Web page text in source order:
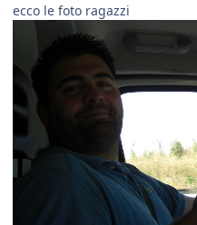
ecco le foto ragazzi